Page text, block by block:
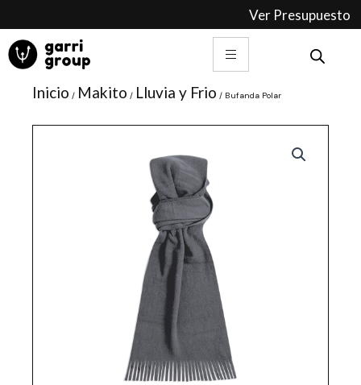
contenido
Ver Presupuesto
Inicio / Makito / Lluvia y Frio / Bufanda Polar